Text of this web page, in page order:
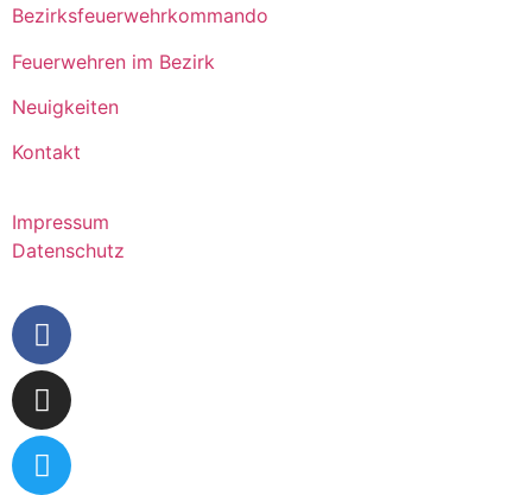
Bezirksfeuerwehrkommando
Feuerwehren im Bezirk
Neuigkeiten
Kontakt
Impressum
Datenschutz